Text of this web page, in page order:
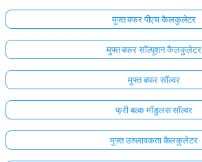
मुफ्त बफर पीएच कैलकुलेटर
मुफ्त बफर सॉल्यूशन कैलकुलेटर
मुफ्त बफर सॉल्वर
फ्री बल्क मॉडुलस सॉल्वर
मुफ्त उत्प्लावकता कैलकुलेटर